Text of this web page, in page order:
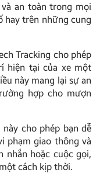
an toàn trong mọi
hay trên những cung
Tracking cho phép
hiện tại của xe một
này mang lại sự an
hợp cho mượn
cho phép bạn dễ
phạm giao thông và
nhắn hoặc cuộc gọi,
cách kịp thời.